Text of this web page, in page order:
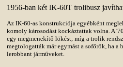
1956-ban két IK-60T trolibusz
Az IK-60-as konstrukciója egyébként
komoly károsodást kockáztattak volna. A
egy megmenekítő lökést; míg a trolik
megtologatták már egymást a sofőrök, ha
lerobbant járműveket.